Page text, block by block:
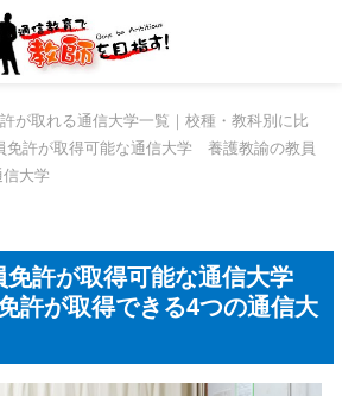
が取れる通信大学一覧｜校種・教科別に比
免許が取得可能な通信大学 養護教諭の教員
信大学
免許が取得可能な通信大学
許が取得できる4つの通信大